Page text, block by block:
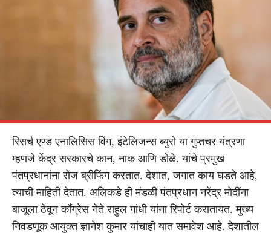
रिसर्च एण्ड एनालिसिस विंग, इंटेलिजन्स ब्युरो या गुप्तचर यंत्रणा
म्हणजे केंद्र सरकारचे कान, नाक आणि डोळे. यांचे प्रमुख
पंतप्रधानांना रोज ब्रीफिंग करतात. देशात, जगात काय घडते आहे,
त्याची माहिती देतात. अलिकडे ही मंडळी पंतप्रधान नरेंद्र मोदींना
बाजूला ठेवून काँग्रेस नेते राहुल गांधी यांना रिपोर्ट करातायत. मुख्य
निवडणूक आयुक्त ज्ञानेश कुमार यांचाही यात समावेश आहे. देशातील